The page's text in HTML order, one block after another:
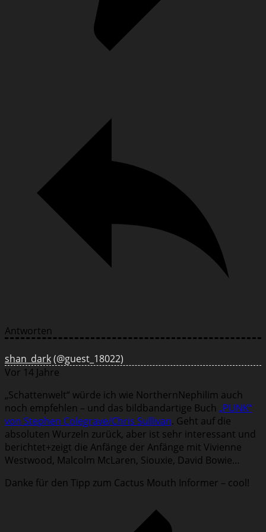
Antworten
shan_dark(@guest_18022)
Vor 14 Jahre
„Schattenwelt“ würde ich wie NorthernNephilim auch
noch empfehlen – und das bildbandartige Buch „PUNK“
von Stephen Colegrave/Chris Sullivan. Geht auf die
absoluten Wurzeln zurück, aber ist sehr interessant und
berichtet+zeigt die Anfänge der Anfänge mit Vivienne
Westwood, Malcolm McLaren, Siouxie, David Bowie…
Danke für den Tipp zum Cactus Mouth Informer – cool!